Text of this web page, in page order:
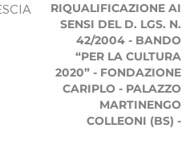
122.816,00 €
14.400,00 €
137.216,00 €
137.216,00 €
RIQUALIFICAZIONE AI
SENSI DEL D. LGS. N.
42/2004 - BANDO
“PER LA CULTURA
2020” - FONDAZIONE
CARIPLO - PALAZZO
MARTINENGO
COLLEONI (BS) -